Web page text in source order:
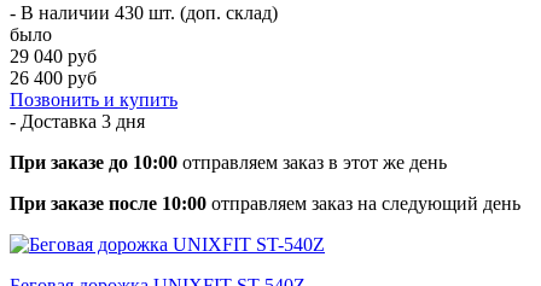
- В наличии 430 шт. (доп. склад)
было
29 040 руб
26 400 руб
Позвонить и купить
- Доставка 3 дня
При заказе до 10:00 отправляем заказ в этот же день
При заказе после 10:00 отправляем заказ на следующий день